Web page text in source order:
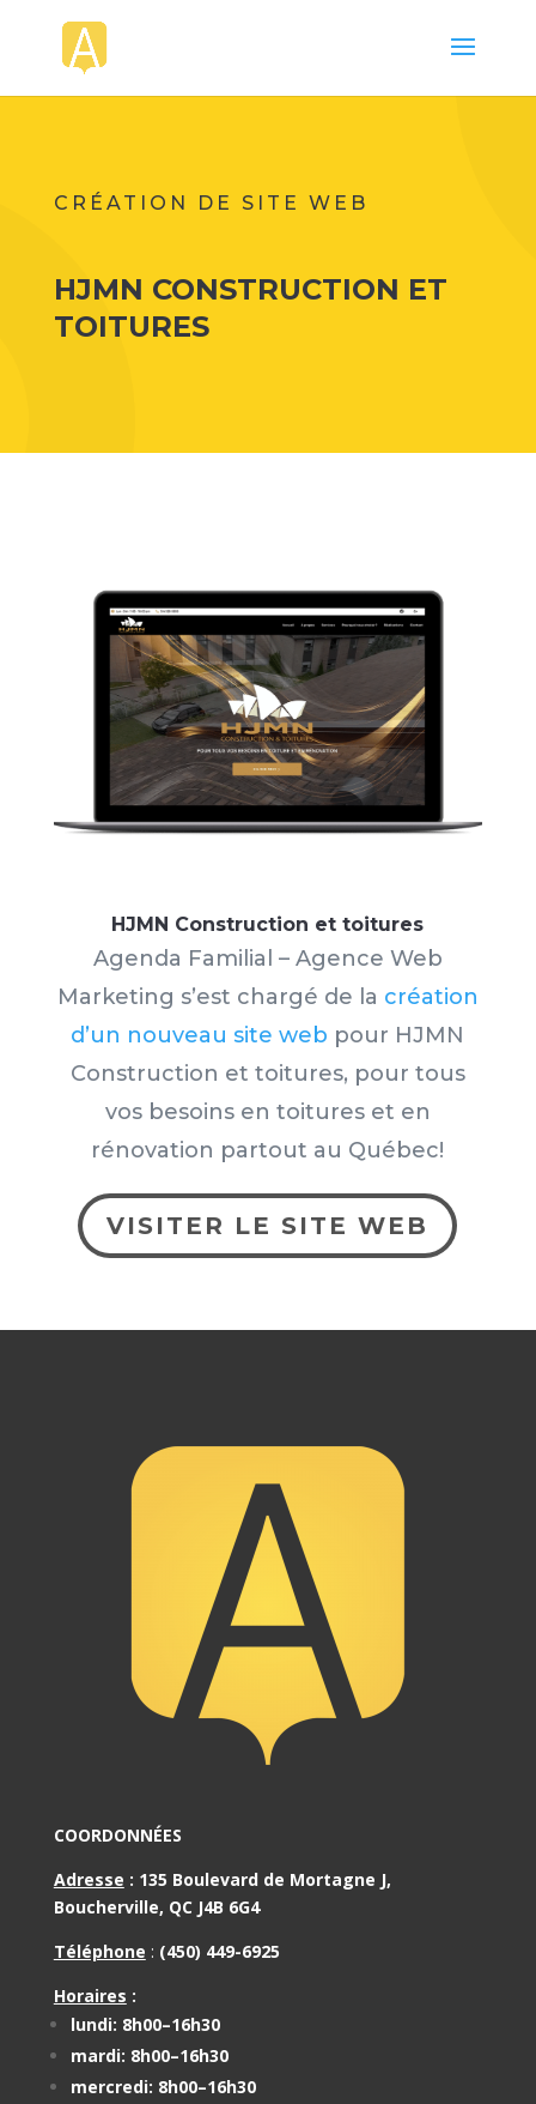
CRÉATION DE SITE WEB
HJMN CONSTRUCTION ET
TOITURES
HJMN Construction et toitures
Agenda Familial – Agence Web
Marketing s’est chargé de la création
d’un nouveau site web pour HJMN
Construction et toitures, pour tous
vos besoins en toitures et en
rénovation partout au Québec!
VISITER LE SITE WEB
COORDONNÉES
Adresse : 135 Boulevard de Mortagne J,
Boucherville, QC J4B 6G4
Téléphone : (450) 449-6925
Horaires :
lundi: 8h00–16h30
mardi: 8h00–16h30
mercredi: 8h00–16h30